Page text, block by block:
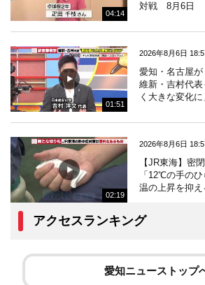
04:14
対戦 8月6日
01:51
2026年8月6日
愛知・名古屋
維新・吉村代
く大きな変化に
02:19
2026年8月6日
【JR東海】密
「12℃の手の
温の上昇を抑え
アクセスランキング
愛知ニューストップ